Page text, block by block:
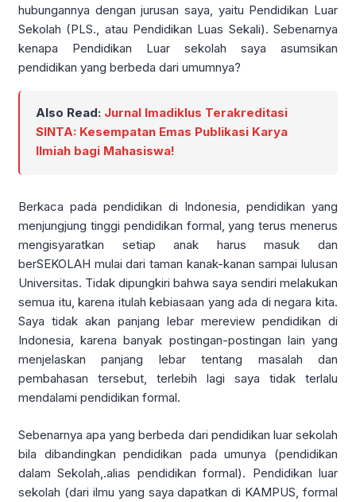
hubungannya dengan jurusan saya, yaitu Pendidikan Luar
Sekolah (PLS., atau Pendidikan Luas Sekali). Sebenarnya
kenapa Pendidikan Luar sekolah saya asumsikan
pendidikan yang berbeda dari umumnya?
Also Read: Jurnal Imadiklus Terakreditasi
SINTA: Kesempatan Emas Publikasi Karya
Ilmiah bagi Mahasiswa!
Berkaca pada pendidikan di Indonesia, pendidikan yang
menjungjung tinggi pendidikan formal, yang terus menerus
mengisyaratkan setiap anak harus masuk dan
berSEKOLAH mulai dari taman kanak-kanan sampai lulusan
Universitas. Tidak dipungkiri bahwa saya sendiri melakukan
semua itu, karena itulah kebiasaan yang ada di negara kita.
Saya tidak akan panjang lebar mereview pendidikan di
Indonesia, karena banyak postingan-postingan lain yang
menjelaskan panjang lebar tentang masalah dan
pembahasan tersebut, terlebih lagi saya tidak terlalu
mendalami pendidikan formal.
Sebenarnya apa yang berbeda dari pendidikan luar sekolah
bila dibandingkan pendidikan pada umunya (pendidikan
dalam Sekolah,.alias pendidikan formal). Pendidikan luar
sekolah (dari ilmu yang saya dapatkan di KAMPUS, formal